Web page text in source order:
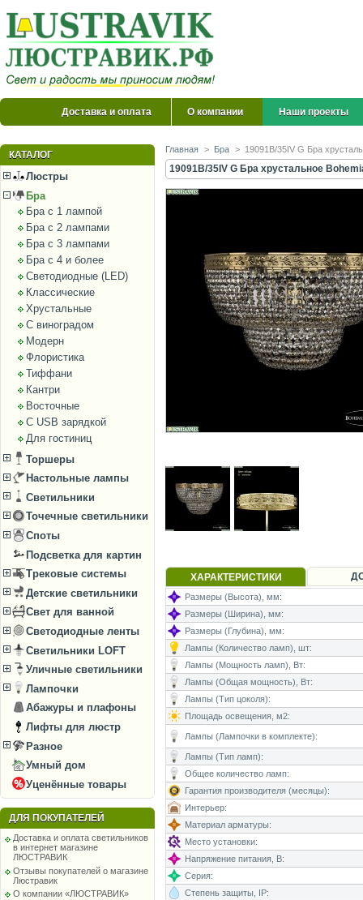
Доставка и оплата О компании Наши проекты
КАТАЛОГ
Люстры
Бра
Бра с 1 лампой
Бра с 2 лампами
Бра с 3 лампами
Бра с 4 и более
Светодиодные (LED)
Классические
Хрустальные
С виноградом
Модерн
Флористика
Тиффани
Кантри
Восточные
С USB зарядкой
Для гостиниц
Торшеры
Настольные лампы
Светильники
Точечные светильники
Споты
Подсветка для картин
Трековые системы
Детские светильники
Свет для ванной
Светодиодные ленты
Светильники LOFT
Уличные светильники
Лампочки
Абажуры и плафоны
Лифты для люстр
Разное
Умный дом
Уценённые товары
ДЛЯ ПОКУПАТЕЛЕЙ
Доставка и оплата светильников
в интернет магазине
ЛЮСТРАВИК
Отзывы покупателей о магазине
Люстравик
О компании «ЛЮСТРАВИК»
Главная > Бра > 19091B/35IV G Бра
19091B/35IV G Бра хрустальное
ХАРАКТЕРИСТИКИ
Размеры (Высота), мм:
Размеры (Ширина), мм:
Размеры (Глубина), мм:
Лампы (Количество ламп), шт:
Лампы (Мощность ламп), Вт:
Лампы (Общая мощность), Вт:
Лампы (Тип цоколя):
Площадь освещения, м2:
Лампы (Лампочки в комплекте):
Лампы (Тип ламп):
Общее количество ламп:
Гарантия производителя (месяцы):
Интерьер:
Материал арматуры:
Место установки:
Напряжение питания, В:
Серия:
Степень защиты, IP: